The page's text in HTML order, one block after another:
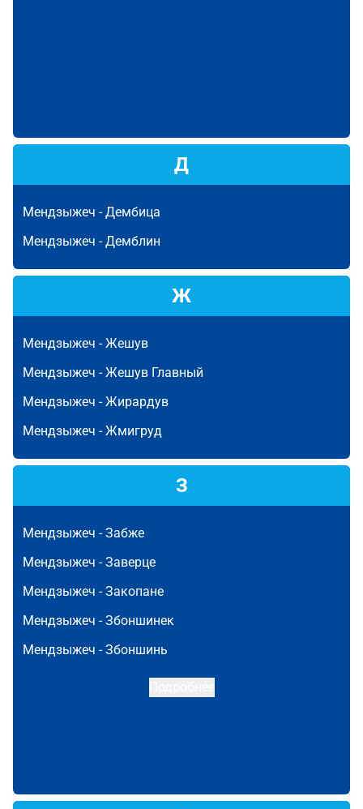
Д
Мендзыжеч -Дембица
Мендзыжеч -Демблин
Ж
Мендзыжеч -Жешув
Мендзыжеч -Жешув Главный
Мендзыжеч -Жирардув
Мендзыжеч -Жмигруд
З
Мендзыжеч -Забже
Мендзыжеч -Заверце
Мендзыжеч -Закопане
Мендзыжеч -Збоншинек
Мендзыжеч -Збоншинь